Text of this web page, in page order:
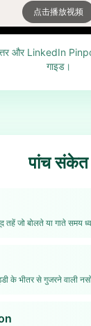
点击播放视频
और LinkedIn
गाइड।
पांच संकेत
तहें जो बोलते या गाते समय
के भीतर से गुजरने वाली